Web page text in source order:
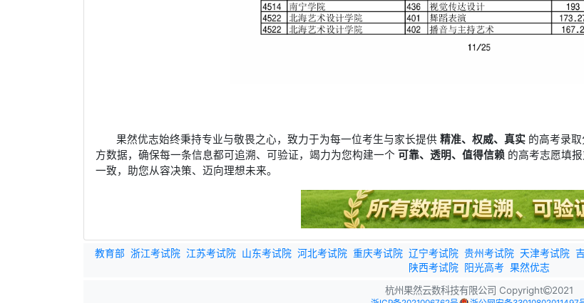
果然优志始终秉持专业与敬畏之心，致力于为每一位考生与家长提供精准、权威、真实 的高考录
方数据，确保每一条信息都可追溯、可验证，竭力为您构建一个 可靠、透明、值得信赖 的高考志愿填
一致，助您从容决策、迈向理想未来。
教育部 浙江考试院 江苏考试院 山东考试院 河北考试院 重庆考试院 辽宁考试院 贵州考试院 天津考试院
陕西考试院
阳光高考 果然优志
杭州果然云数科技有限公司 Copyright
2021